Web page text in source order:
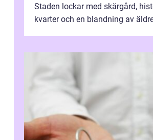
Staden lockar med skärgård,
kvarter och en blandning av